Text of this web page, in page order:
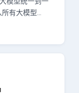
有大模型…